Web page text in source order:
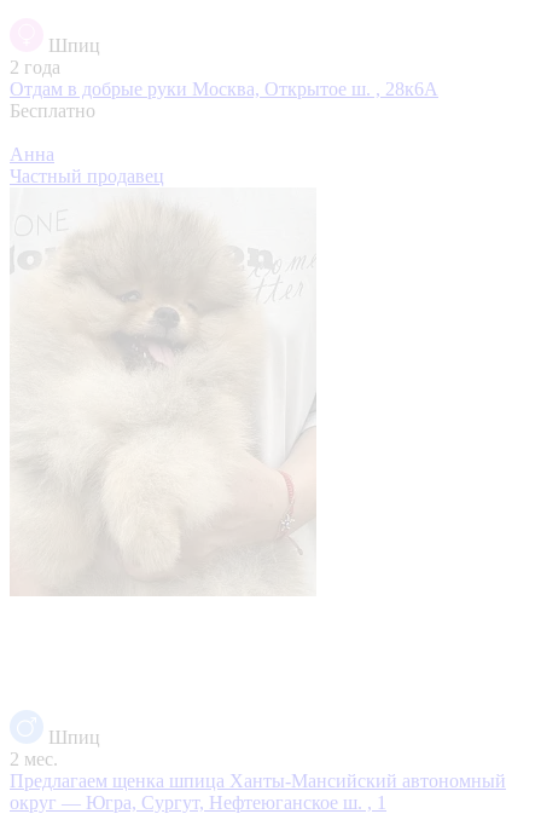
Шпиц
2 года
Отдам в добрые руки Москва, Открытое ш. , 28к6А
Бесплатно
Анна
Частный продавец
Шпиц
2 мес.
Предлагаем щенка шпица Ханты-Мансийский автономный
округ — Югра, Сургут, Нефтеюганское ш. , 1